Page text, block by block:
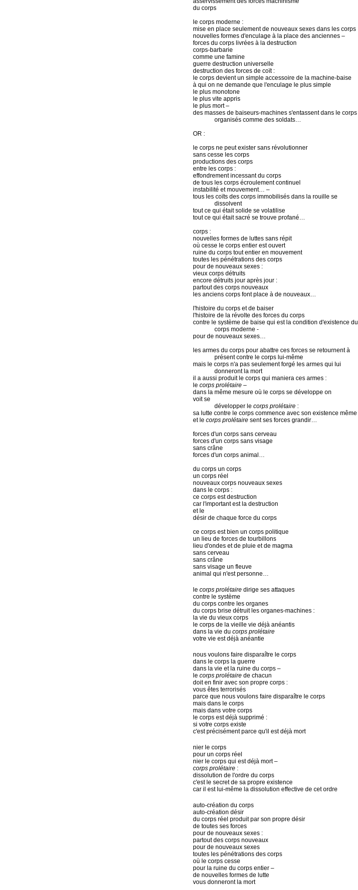
du corps
le corps moderne :
mise en place seulement de nouveaux sexes dans les corps
nouvelles formes d'enculage à la place des anciennes –
forces du corps livrées à la destruction
corps-barbarie
comme une famine
guerre destruction universelle
destruction des forces de coït :
le corps devient un simple accessoire de la machine-baise
à qui on ne demande que l'enculage le plus simple
le plus monotone
le plus vite appris
le plus mort –
des masses de baiseurs-machines s'entassent dans le corps
organisés comme des soldats…
OR :
le corps ne peut exister sans révolutionner
sans cesse les corps
productions des corps
entre les corps :
effondrement incessant du corps
de tous les corps écroulement continuel
instabilité et mouvement… –
tous les coïts des corps immobilisés dans la rouille se
dissolvent
tout ce qui était solide se volatilise
tout ce qui était sacré se trouve profané…
corps :
nouvelles formes de luttes sans répit
où cesse le corps entier est ouvert
ruine du corps tout entier en mouvement
toutes les pénétrations des corps
pour de nouveaux sexes :
vieux corps détruits
encore détruits jour après jour :
partout des corps nouveaux
les anciens corps font place à de nouveaux…
l'histoire du corps et de baiser
l'histoire de la révolte des forces du corps
contre le système de baise qui est la condition d'existence du
corps moderne -
pour de nouveaux sexes…
les armes du corps pour abattre ces forces se retournent à
présent contre le corps lui-même
mais le corps n'a pas seulement forgé les armes qui lui
donneront la mort
il a aussi produit le corps qui maniera ces armes :
le corps prolétaire –
dans la même mesure où le corps se développe on
voit se
développer le corps prolétaire :
sa lutte contre le corps commence avec son existence même
et le corps prolétaire sent ses forces grandir…
forces d'un corps sans cerveau
forces d'un corps sans visage
sans crâne
forces d'un corps animal…
du corps un corps
un corps réel
nouveaux corps nouveaux sexes
dans le corps :
ce corps est destruction
car l'important est la destruction
et le
désir de chaque force du corps
ce corps est bien un corps politique
un lieu de forces de tourbillons
lieu d'ondes et de pluie et de magma
sans cerveau
sans crâne
sans visage un fleuve
animal qui n'est personne…
le corps prolétaire dirige ses attaques
contre le système
du corps contre les organes
du corps brise détruit les organes-machines :
la vie du vieux corps
le corps de la vieille vie déjà anéantis
dans la vie du corps prolétaire
votre vie est déjà anéantie
nous voulons faire disparaître le corps
dans le corps la guerre
dans la vie et la ruine du corps –
le corps prolétaire de chacun
doit en finir avec son propre corps :
vous êtes terrorisés
parce que nous voulons faire disparaître le corps
mais dans le corps
mais dans votre corps
le corps est déjà supprimé :
si votre corps existe
c'est précisément parce qu'il est déjà mort
nier le corps
pour un corps réel
nier le corps qui est déjà mort –
corps prolétaire :
dissolution de l'ordre du corps
c'est le secret de sa propre existence
car il est lui-même la dissolution effective de cet ordre
auto-création du corps
auto-création désir
du corps réel produit par son propre désir
de toutes ses forces
pour de nouveaux sexes :
partout des corps nouveaux
pour de nouveaux sexes
toutes les pénétrations des corps
où le corps cesse
pour la ruine du corps entier –
de nouvelles formes de lutte
vous donneront la mort